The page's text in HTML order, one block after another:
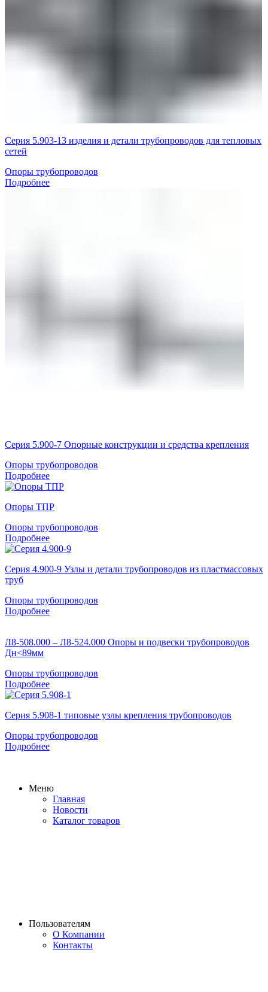
Серия 5.903-13 изделия и детали трубопроводов для тепловых
сетей
Опоры трубопроводов
Подробнее
Серия 5.900-7 Опорные конструкции и средства крепления
Опоры трубопроводов
Подробнее
Опоры ТПР
Опоры трубопроводов
Подробнее
Серия 4.900-9 Узлы и детали трубопроводов из пластмассовых
труб
Опоры трубопроводов
Подробнее
Л8-508.000 – Л8-524.000 Опоры и подвески трубопроводов
Дн<89мм
Опоры трубопроводов
Подробнее
Серия 5.908-1 типовые узлы крепления трубопроводов
Опоры трубопроводов
Подробнее
Меню
Главная
Новости
Каталог товаров
Пользователям
О Компании
Контакты